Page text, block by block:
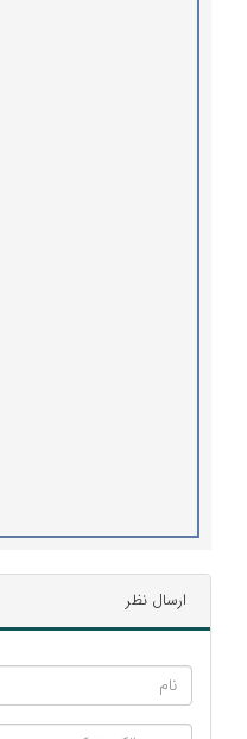
ارسال نظر